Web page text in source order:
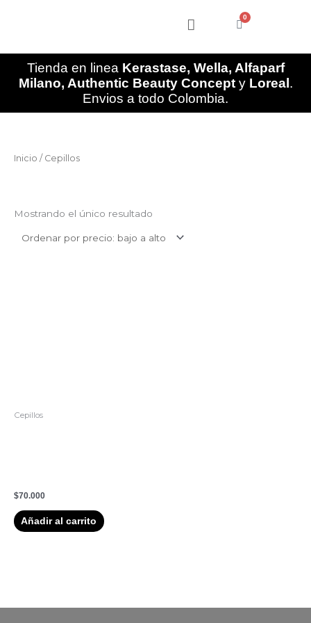
0
Cart
Tienda en linea Kerastase, Wella, Alfaparf
Milano, Authentic Beauty Concepty Loreal .
Envios a todo Colombia.
Inicio / Cepillos
Mostrando el único resultado
Cepillos
$70.000
Añadir al carrito